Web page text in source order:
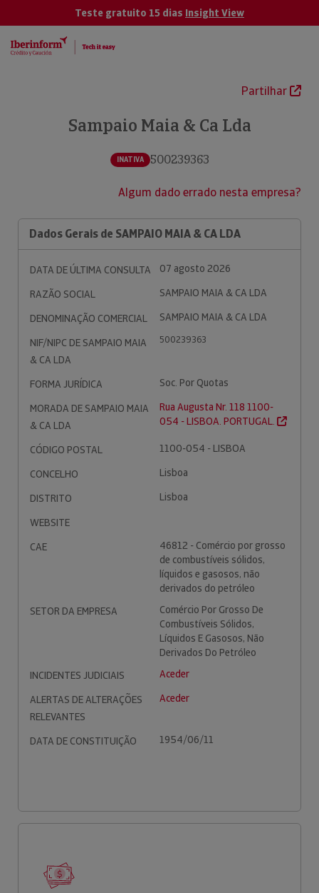
Teste gratuito 15 dias Insight View
Partilhar
Sampaio Maia & Ca Lda
INATIVA 500239363
Algum dado errado nesta empresa?
Dados Gerais de SAMPAIO MAIA & CA LDA
DATA DE ÚLTIMA CONSULTA
07 agosto 2026
RAZÃO SOCIAL
SAMPAIO MAIA & CA LDA
DENOMINAÇÃO COMERCIAL
SAMPAIO MAIA & CA LDA
NIF/NIPC DE SAMPAIO MAIA
& CA LDA
500239363
FORMA JURÍDICA
Soc. Por Quotas
MORADA DE SAMPAIO MAIA
& CA LDA
Rua Augusta Nr. 118 1100-
054 - LISBOA. PORTUGAL.
CÓDIGO POSTAL
1100-054 - LISBOA
CONCELHO
Lisboa
DISTRITO
Lisboa
WEBSITE
CAE
46812 - Comércio por grosso
de combustíveis sólidos,
líquidos e gasosos, não
derivados do petróleo
SETOR DA EMPRESA
Comércio Por Grosso De
Combustíveis Sólidos,
Líquidos E Gasosos, Não
Derivados Do Petróleo
INCIDENTES JUDICIAIS
Aceder
ALERTAS DE ALTERAÇÕES
RELEVANTES
Aceder
DATA DE CONSTITUIÇÃO 1954/06/11